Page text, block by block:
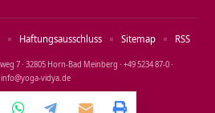
7 · 32805 Horn‑Bad Meinberg · +49 5234 87‑0 ·
info@yoga‑vidya.de
Haftungsausschluss Sitemap RSS